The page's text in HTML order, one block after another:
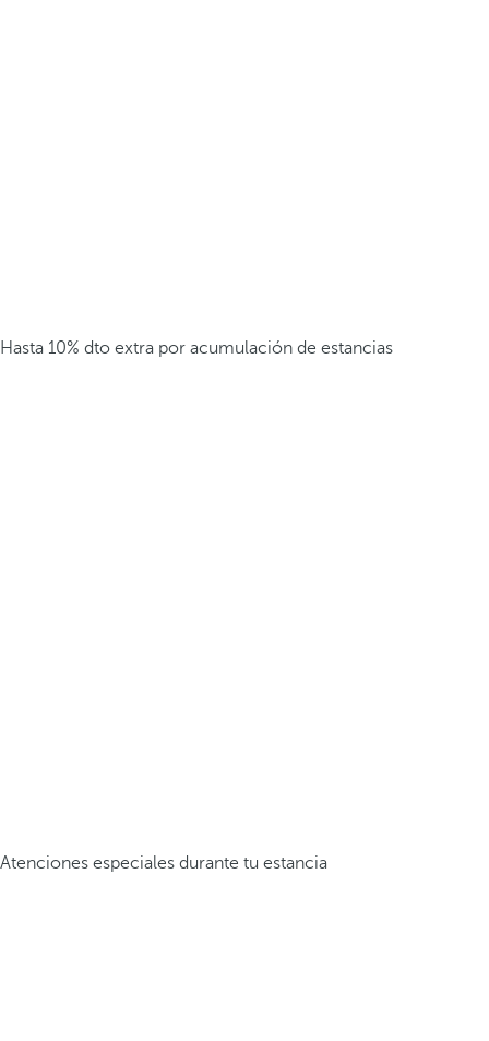
Hasta 10% dto extra por acumulación de estancias
Atenciones especiales durante tu estancia